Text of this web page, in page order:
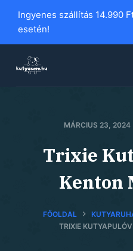
i
Ingyenes szállítás 14.990
esetén!
MÁRCIUS 23, 2024
Trixie
Kenton
FŐOLDAL
TRIXIE